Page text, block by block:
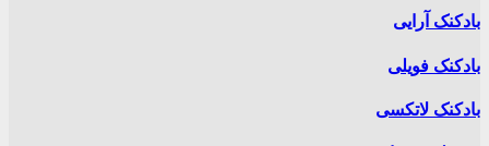
بادکنک آرایی
بادکنک فویلی
بادکنک لاتکسی